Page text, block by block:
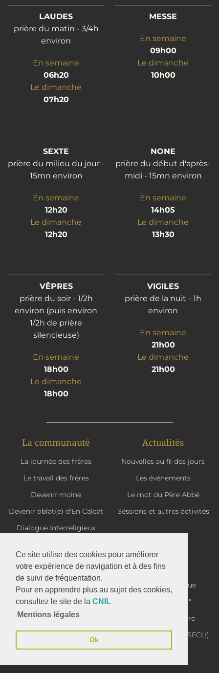
Ce site utilise des cookies pour améliorer
votre expérience de navigation et à des fins
de suivi de fréquentation.
Pour en apprendre plus au sujet des cookies,
consultez le site de la CNIL
Mentions légales
Ok
LAUDES
prière du matin - 3/4h
environ
En semaine
06h20
Le dimanche
07h20
MESSE
En semaine
09h00
Le dimanche
10h00
SEXTE
prière du milieu du jour -
15mn environ
En semaine
12h20
Le dimanche
12h20
NONE
prière du début d'après-
midi - 15mn environ
En semaine
14h05
Le dimanche
13h30
VÊPRES
prière du soir - 1/2h
environ (puis environ
1/2h de prière
silencieuse)
En semaine
18h00
Le dimanche
18h00
VIGILES
prière de la nuit - 1h
environ
En semaine
21h00
Le dimanche
21h00
La communauté
La journée des frères
Le travail des frères
Devenir moine
Devenir oblat(e) d'En Calcat
Dialogue Interreligieux
Actualités
Nouvelles au fil des jours
Les événements
Le mot du Père Abbé
Sessions et autres activités
Histoire
Saint Benoît de Nursie
Un bref historique
Les fondations
Abbaye Sainte Scholastique
Prière
La prière liturgique
La "lectio divina"
Intention de prière
Partitions de chant (SECLI)